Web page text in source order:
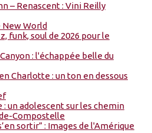
– Renascent : Vini Reilly
World
funk, soul de 2026 pour le
: l'échappée belle du
Charlotte : un ton en dessous
: un adolescent sur les chemin
Compostelle
sortir” : Images de l'Amérique